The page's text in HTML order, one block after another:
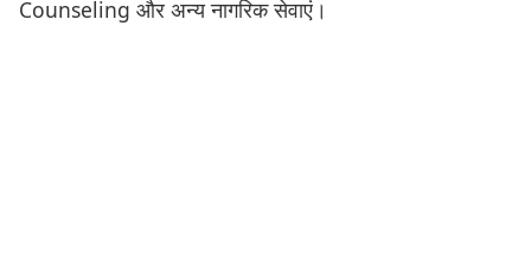
Counseling और अन्य नागरिक सेवाएं।